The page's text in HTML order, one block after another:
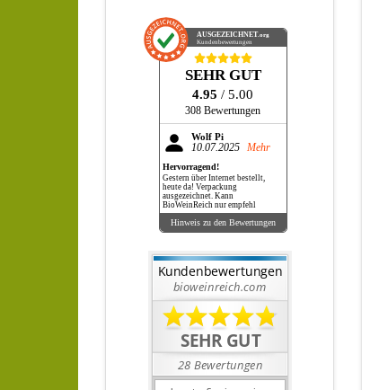
AUSGEZEICHNET.org
Kundenbewertungen
SEHR GUT
4.95 / 5.00
308 Bewertungen
Wolf Pi
10.07.2025 Mehr
Hervorragend!
Gestern über Internet bestellt,
heute da! Verpackung
ausgezeichnet. Kann
BioWeinReich nur empfehl
Hinweis zu den Bewertungen